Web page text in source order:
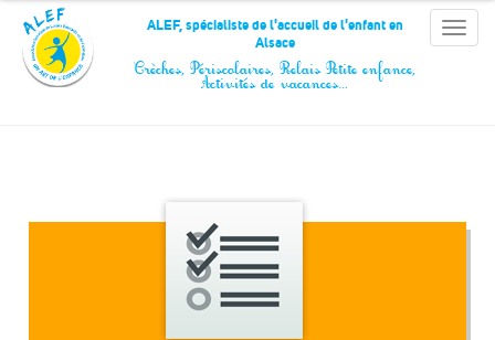
Panneau de gestion des cookies
Toggle
ALEF, spécialiste de l'accueil de l'enfant en
Alsace
Crèches, Périscolaires, Relais Petite enfance,
Activités de vacances…